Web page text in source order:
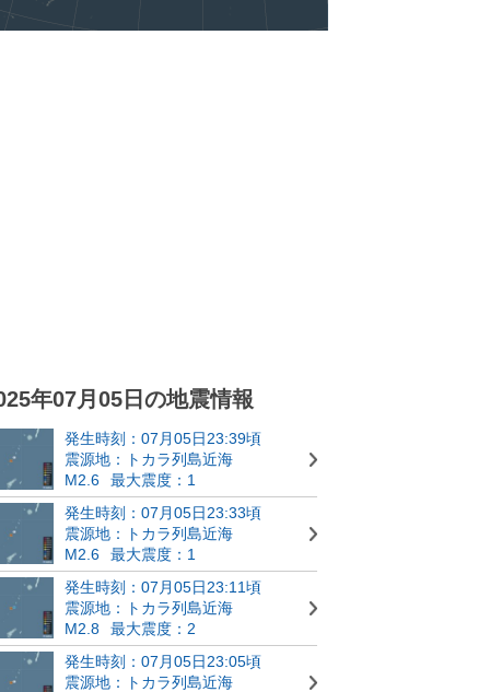
年07月05日の地震情報
発生時刻：07月05日23:39頃
震源地：トカラ列島近海
M2.6
最大震度：1
発生時刻：07月05日23:33頃
震源地：トカラ列島近海
M2.6
最大震度：1
発生時刻：07月05日23:11頃
震源地：トカラ列島近海
M2.8
最大震度：2
発生時刻：07月05日23:05頃
震源地：トカラ列島近海